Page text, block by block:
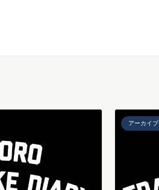
アーカイブ